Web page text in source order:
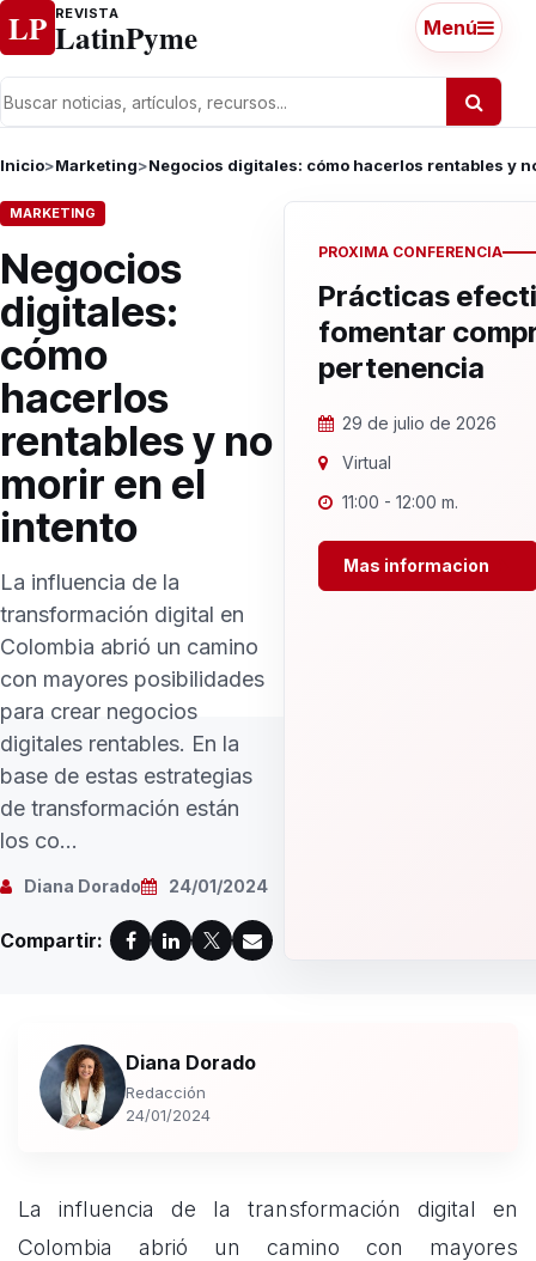
Ir al contenido
LP REVISTA
LatinPyme Menú
Inicio>Marketing>Negocios digitales: cómo hacerlos rentables y
MARKETING
Negocios
digitales:
cómo
hacerlos
rentables y no
morir en el
intento
La influencia de la
transformación digital en
Colombia abrió un camino
con mayores posibilidades
para crear negocios
digitales rentables. En la
base de estas estrategias
de transformación están
los co...
Diana Dorado 24/01/2024
Compartir:
PROXIMA CONFERENCIA
Prácticas
fomentar
pertenencia
29 de julio de 2026
Virtual
11:00 - 12:00 m.
Mas informacion
Diana Dorado
Redacción
24/01/2024
La influencia de la transformación digital en
Colombia abrió un camino con mayores